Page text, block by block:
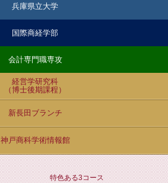
兵庫県立大学
国際商経学部
会計専門職専攻
経営学研究科
（博士後期課程）
新長田ブランチ
神戸商科学術情報館
特色ある3コース